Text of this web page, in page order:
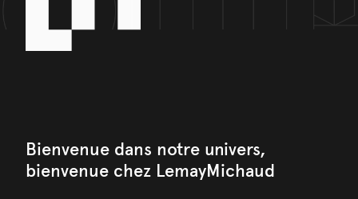
Bienvenue dans notre univers,
bienvenue chez LemayMichaud